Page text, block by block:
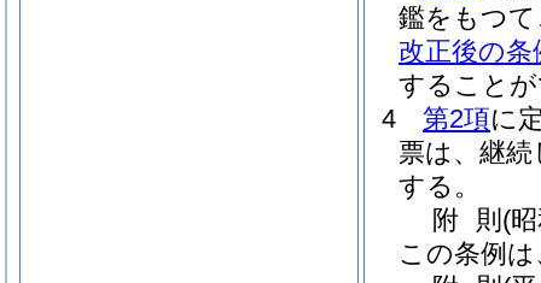
鑑をもつて
改正後の条
すること
4
第2項に
票は、継
する。
附 則 (
この条例